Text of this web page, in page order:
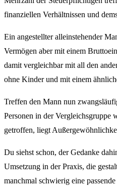
finanziellen Verhältnissen und
Ein angestellter alleinstehender
Vermögen aber mit einem
damit vergleichbar mit all den
ohne Kinder und mit einem
Treffen den Mann nun
Personen in der Vergleichsgruppe
getroffen, liegt
Du siehst schon, der Gedanke
Umsetzung in der Praxis, die
manchmal schwierig eine